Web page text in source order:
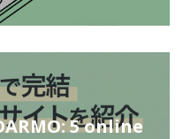
5 online